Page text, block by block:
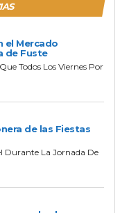
el Mercado
de Fuste
Todos Los Viernes Por
de las Fiestas
Durante La Jornada De